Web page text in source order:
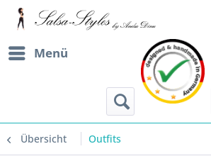
Menü
Übersicht Outfits